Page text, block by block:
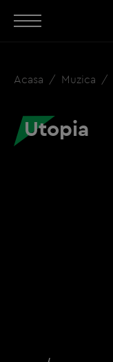
Acasa Muzica
Utopia